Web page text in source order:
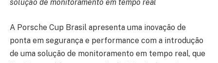
solução de monitoramento em tempo real
A Porsche Cup Brasil apresenta uma inovação de
ponta em segurança e performance com a introdução
de uma solução de monitoramento em tempo real, que